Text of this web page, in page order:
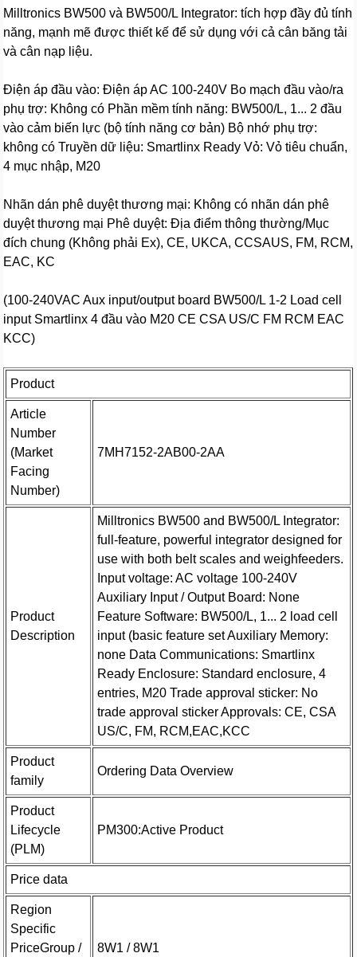
Milltronics BW500 và BW500/L Integrator: tích hợp đầy đủ tính
năng, mạnh mẽ được thiết kế để sử dụng với cả cân băng tải
và cân nạp liệu.
Điện áp đầu vào: Điện áp AC 100-240V Bo mạch đầu vào/ra
phụ trợ: Không có Phần mềm tính năng: BW500/L, 1... 2 đầu
vào cảm biến lực (bộ tính năng cơ bản) Bộ nhớ phụ trợ:
không có Truyền dữ liệu: Smartlinx Ready Vỏ: Vỏ tiêu chuẩn,
4 mục nhập, M20
Nhãn dán phê duyệt thương mại: Không có nhãn dán phê
duyệt thương mại Phê duyệt: Địa điểm thông thường/Mục
đích chung (Không phải Ex), CE, UKCA, CCSAUS, FM, RCM,
EAC, KC
(100-240VAC Aux input/output board BW500/L 1-2 Load cell
input Smartlinx 4 đầu vào M20 CE CSA US/C FM RCM EAC
KCC)
Product
Article
Number
(Market
Facing
Number)
7MH7152-2AB00-2AA
Product
Description
Milltronics BW500 and BW500/L Integrator:
full-feature, powerful integrator designed for
use with both belt scales and weighfeeders.
Input voltage: AC voltage 100-240V
Auxiliary Input / Output Board: None
Feature Software: BW500/L, 1... 2 load cell
input (basic feature set Auxiliary Memory:
none Data Communications: Smartlinx
Ready Enclosure: Standard enclosure, 4
entries, M20 Trade approval sticker: No
trade approval sticker Approvals: CE, CSA
US/C, FM, RCM,EAC,KCC
Product
family
Ordering Data Overview
Product
Lifecycle
(PLM)
PM300:Active Product
Price data
Region
Specific
PriceGroup /
8W1 / 8W1